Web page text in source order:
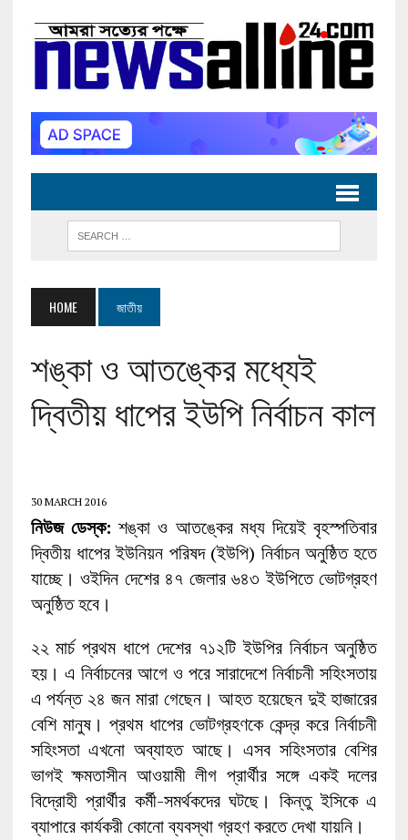
HOME জাতীয়
শঙ্কা ও আতঙ্কের মধ্যেই
দ্বিতীয় ধাপের ইউপি নির্বাচন কাল
30 MARCH 2016
নিউজ ডেস্ক: শঙ্কা ও আতঙ্কের মধ্য দিয়েই বৃহস্পতিবার
দ্বিতীয় ধাপের ইউনিয়ন পরিষদ (ইউপি) নির্বাচন অনুষ্ঠিত হতে
যাচ্ছে। ওইদিন দেশের ৪৭ জেলার ৬৪৩ ইউপিতে ভোটগ্রহণ
অনুষ্ঠিত হবে।
২২ মার্চ প্রথম ধাপে দেশের ৭১২টি ইউপির নির্বাচন অনুষ্ঠিত
হয়। এ নির্বাচনের আগে ও পরে সারাদেশে নির্বাচনী সহিংসতায়
এ পর্যন্ত ২৪ জন মারা গেছেন। আহত হয়েছেন দুই হাজারের
বেশি মানুষ। প্রথম ধাপের ভোটগ্রহণকে কেন্দ্র করে নির্বাচনী
সহিংসতা এখনো অব্যাহত আছে। এসব সহিংসতার বেশির
ভাগই ক্ষমতাসীন আওয়ামী লীগ প্রার্থীর সঙ্গে একই দলের
বিদ্রোহী প্রার্থীর কর্মী-সমর্থকদের ঘটছে। কিন্তু ইসিকে এ
ব্যাপারে কার্যকরী কোনো ব্যবস্থা গ্রহণ করতে দেখা যায়নি।